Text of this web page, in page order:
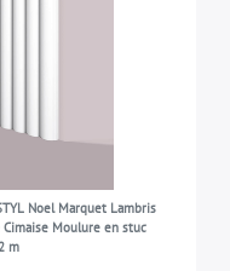
Noel Marquet Lambris
Moulure en stuc
m